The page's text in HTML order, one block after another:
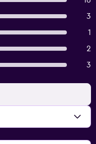
3
1
2
3